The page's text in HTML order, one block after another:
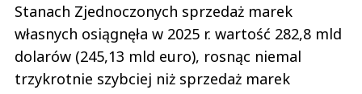
Stanach Zjednoczonych sprzedaż marek
własnych osiągnęła w 2025 r. wartość 282,8 mld
dolarów (245,13 mld euro), rosnąc niemal
trzykrotnie szybciej niż sprzedaż marek